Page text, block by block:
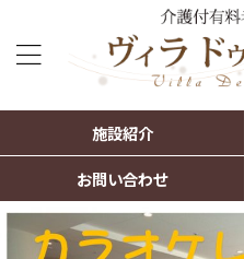
施設紹介
お問い合わせ